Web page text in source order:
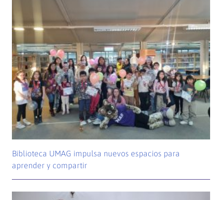
Biblioteca UMAG impulsa nuevos espacios para
aprender y compartir